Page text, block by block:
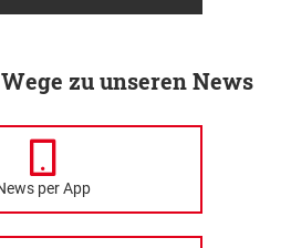
zu unseren News
per App